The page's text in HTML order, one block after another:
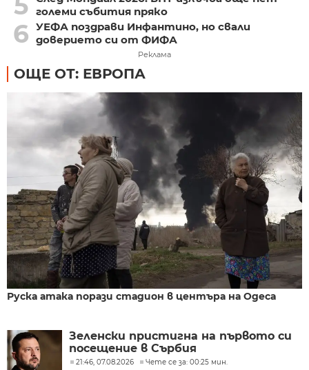
големи събития пряко
6 УЕФА поздрави Инфантино, но свали
доверието си от ФИФА
Реклама
ОЩЕ ОТ: ЕВРОПА
Руска атака порази стадион в центъра на Одеса
Зеленски пристигна на първото си
посещение в Сърбия
21:46, 07.08.2026 Чете се за: 00:25 мин.